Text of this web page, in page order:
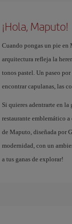
¡Hola, Maputo!
Cuando pongas un pie en
arquitectura refleja la
tonos pastel. Un paseo
encontrar capulanas, las
Si quieres adentrarte en
restaurante emblemático
de Maputo, diseñada por
modernidad, con un
a tus ganas de explorar!